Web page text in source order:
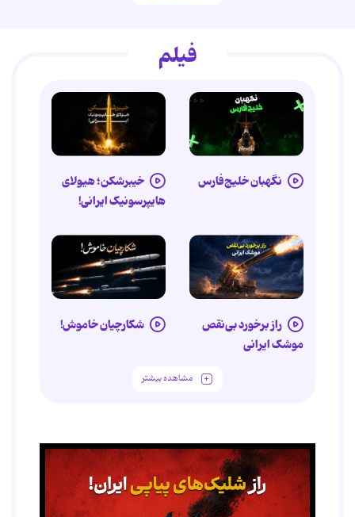
فیلم
نگهبان خلیج‌فارس
خیبرشکن؛ هیولای
هایپرسونیک ایرانی!
راز برخورد بی‌نقص
موشک ایرانی
شکارچیان خاموش!
مشاهده بیشتر